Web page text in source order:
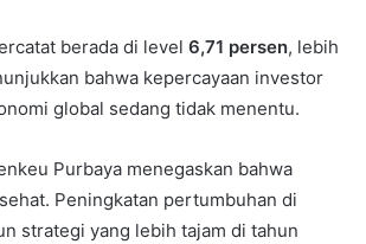
berada di level 6,71 persen, lebih
bahwa kepercayaan investor
global sedang tidak menentu.
Purbaya menegaskan bahwa
Peningkatan pertumbuhan di
strategi yang lebih tajam di tahun